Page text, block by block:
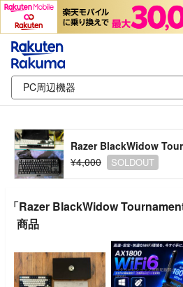
Razer BlackWidow
¥4,000
SOLDOUT
「Razer BlackWidow
商品